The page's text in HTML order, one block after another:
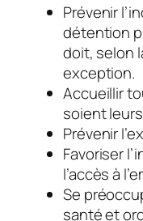
Prévenir
détention
doit, selon
exception.
Accueillir
soient
Prévenir
Favoriser
l’accès à
Se
santé et